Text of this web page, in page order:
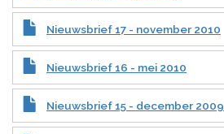
Nieuwsbrief 17 - november 2010
Nieuwsbrief 16 - mei 2010
Nieuwsbrief 15 - december 2009